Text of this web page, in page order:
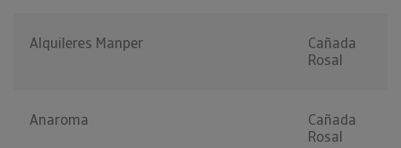
Alquileres Manper
Cañada
Rosal
Anaroma
Cañada
Rosal